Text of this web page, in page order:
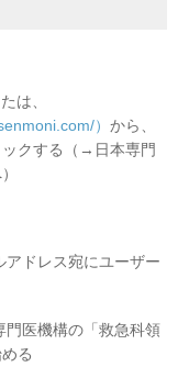
は、
） から、
ックする（→日本専門
アドレス宛にユーザー
門医機構の「救急科領
る